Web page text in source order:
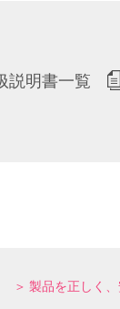
説明書一覧
製品を正しく